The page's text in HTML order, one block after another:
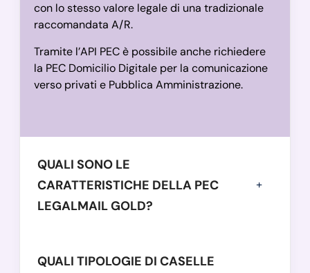
con lo stesso valore legale di una tradizionale
raccomandata A/R.
Tramite l’API PEC è possibile anche richiedere
la PEC Domicilio Digitale per la comunicazione
verso privati e Pubblica Amministrazione.
QUALI SONO LE
CARATTERISTICHE DELLA PEC
LEGALMAIL GOLD?
QUALI TIPOLOGIE DI CASELLE